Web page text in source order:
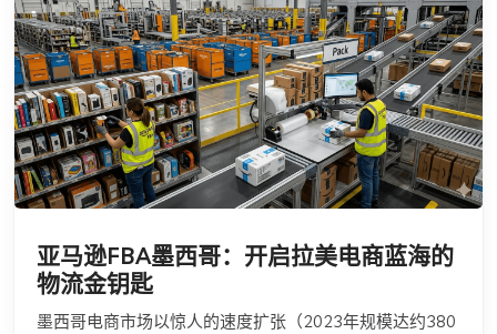
亚马逊FBA墨西哥：开启拉美电商蓝海的
物流金钥匙
墨西哥电商市场以惊人的速度扩张（2023年规模达约380